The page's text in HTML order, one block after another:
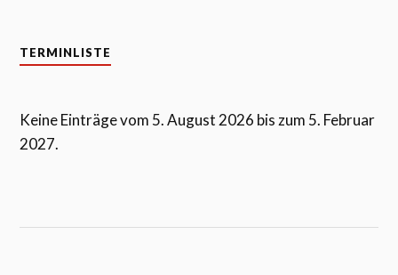
TERMINLISTE
Keine Einträge vom 5. August 2026 bis zum 5. Februar
2027.